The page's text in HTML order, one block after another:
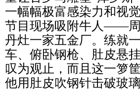
一幅幅极富感染力和视
节目现场吸附牛人——
丹灶一家五金厂。练就
车、俯卧钢枪、肚皮悬
叹为观止，而且这一箩
他用肚皮吹钢针击破玻